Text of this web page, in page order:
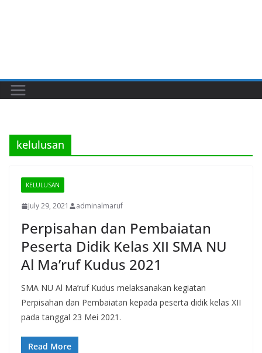
kelulusan
KELULUSAN
July 29, 2021 adminalmaruf
Perpisahan dan Pembaiatan
Peserta Didik Kelas XII SMA NU
Al Ma’ruf Kudus 2021
SMA NU Al Ma’ruf Kudus melaksanakan kegiatan
Perpisahan dan Pembaiatan kepada peserta didik kelas XII
pada tanggal 23 Mei 2021.
Read More